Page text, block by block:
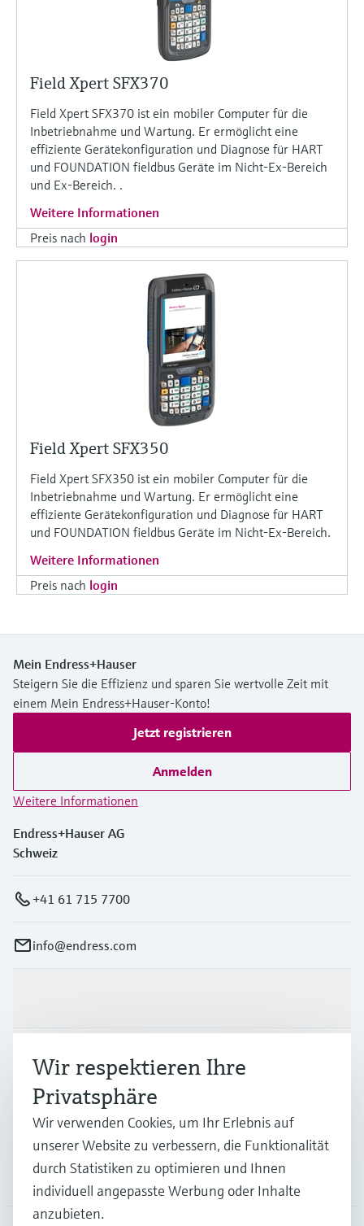
Field Xpert SFX370
Field Xpert SFX370 ist ein mobiler Computer für die
Inbetriebnahme und Wartung. Er ermöglicht eine
effiziente Gerätekonfiguration und Diagnose für HART
und FOUNDATION fieldbus Geräte im Nicht-Ex-Bereich
und Ex-Bereich. .
Weitere Informationen
Preis nach login
Field Xpert SFX350
Field Xpert SFX350 ist ein mobiler Computer für die
Inbetriebnahme und Wartung. Er ermöglicht eine
effiziente Gerätekonfiguration und Diagnose für HART
und FOUNDATION fieldbus Geräte im Nicht-Ex-Bereich.
Weitere Informationen
Preis nach login
Mein Endress+Hauser
Steigern Sie die Effizienz und sparen Sie wertvolle Zeit mit
einem Mein Endress+Hauser-Konto!
Jetzt registrieren
Anmelden
Weitere Informationen
Endress+Hauser AG
Schweiz
+41 61 715 7700
info@endress.com
Branchen
Support
Unternehmen
Wir respektieren Ihre
Privatsphäre
Wir verwenden Cookies, um Ihr Erlebnis auf
unserer Website zu verbessern, die Funktionalität
durch Statistiken zu optimieren und Ihnen
individuell angepasste Werbung oder Inhalte
anzubieten.